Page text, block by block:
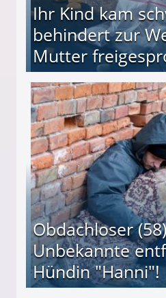
Ihr Kind kam
behindert zur
Mutter
Mutter freigesprochen!
Obdachloser
Unbekannte
Hündin "Hanni"!